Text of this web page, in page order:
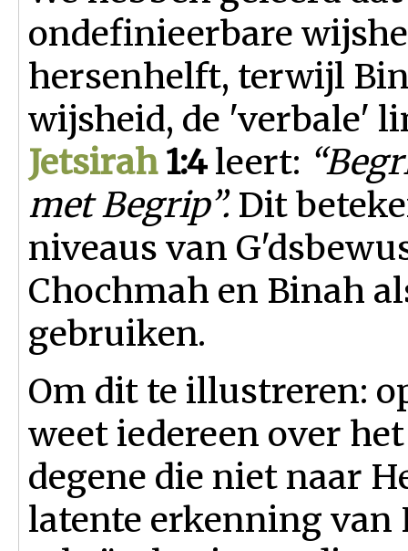
ondefinieerbare
hersenhelft, terwijl
wijsheid, de 'verbale'
Jetsirah1:4leert:
met Begrip”. Dit
niveaus van
Chochmah en Binah
gebruiken.
Om dit te illustreren:
weet iedereen over
degene die niet naar
latente erkenning van